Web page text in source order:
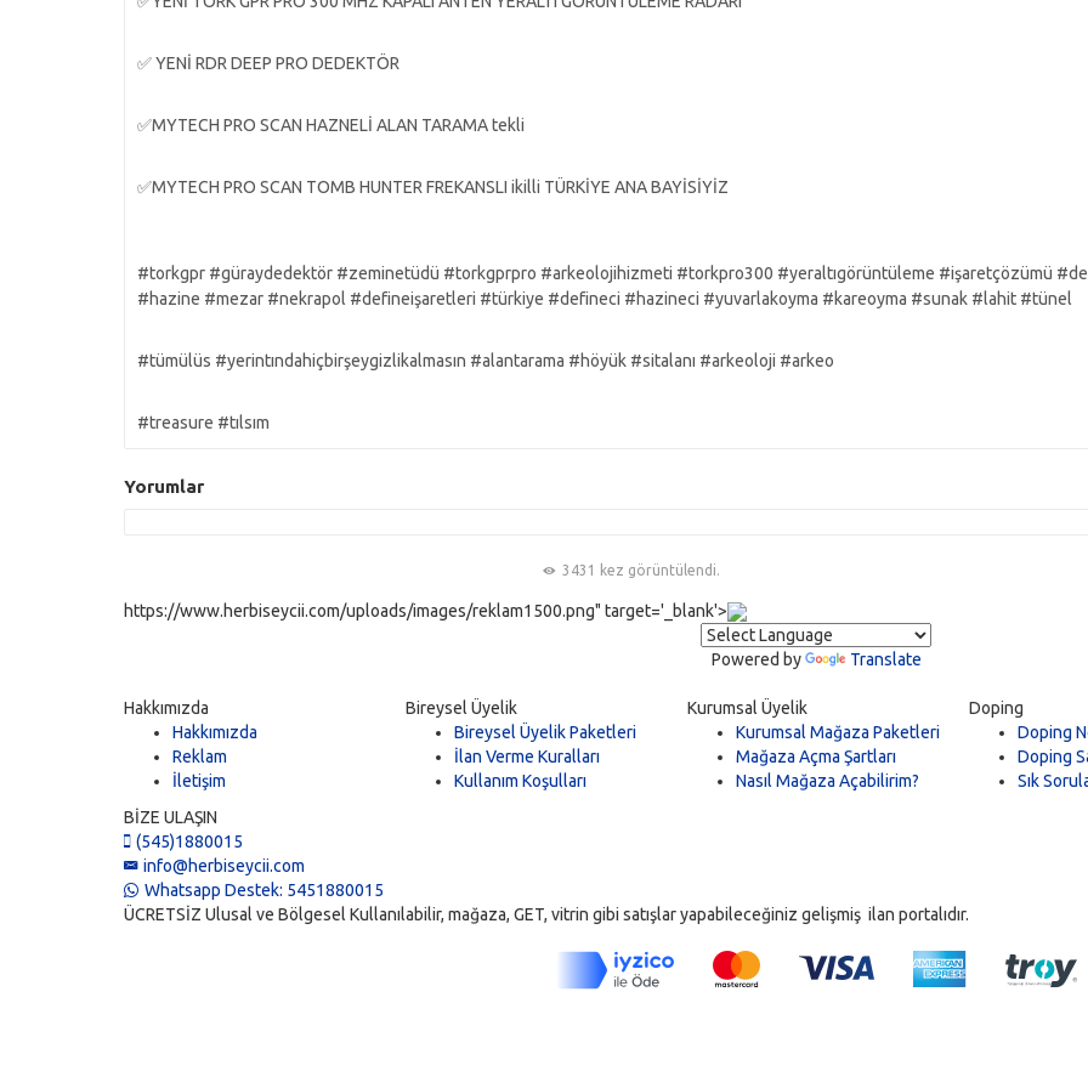
✅ YENİ RDR DEEP PRO DEDEKTÖR
✅MYTECH PRO SCAN HAZNELİ ALAN TARAMA tekli
✅MYTECH PRO SCAN TOMB HUNTER FREKANSLI ikilli TÜRKİYE ANA BAYİSİYİZ
#torkgpr #güraydedektör #zeminetüdü #torkgprpro #arkeolojihizmeti #torkpro300 #yeraltıgörüntüleme #işaretçözümü
#hazine #mezar #nekrapol #defineişaretleri #türkiye #defineci #hazineci #yuvarlakoyma #kareoyma #sunak #lahit #tünel
#tümülüs #yerintındahiçbirşeygizlikalmasın #alantarama #höyük #sitalanı #arkeoloji #arkeo
#treasure #tılsım
Yorumlar
3431 kez görüntülendi.
https://www.herbiseycii.com/uploads/images/reklam1500.png" target='_blank'>
Powered by Translate
Hakkımızda
Hakkımızda
Reklam
İletişim
Bireysel Üyelik
Bireysel Üyelik Paketleri
İlan Verme Kuralları
Kullanım Koşulları
Kurumsal Üyelik
Kurumsal Mağaza Paketleri
Mağaza Açma Şartları
Nasıl Mağaza Açabilirim?
Doping
Doping
Doping
Sık
BİZE ULAŞIN
(545)1880015
info@herbiseycii.com
Whatsapp Destek: 5451880015
ÜCRETSİZ Ulusal ve Bölgesel Kullanılabilir, mağaza, GET, vitrin gibi satışlar yapabileceğiniz gelişmiş ilan portalıdır.